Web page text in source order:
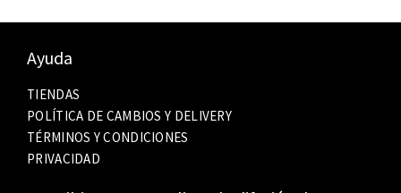
Ayuda
TIENDAS
POLÍTICA DE CAMBIOS Y DELIVERY
TÉRMINOS Y CONDICIONES
PRIVACIDAD